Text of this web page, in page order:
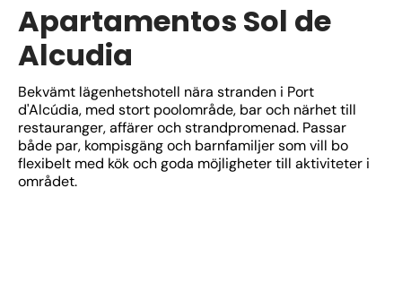
Apartamentos Sol de
Alcudia
Bekvämt lägenhetshotell nära stranden i Port
d'Alcúdia, med stort poolområde, bar och närhet till
restauranger, affärer och strandpromenad. Passar
både par, kompisgäng och barnfamiljer som vill bo
flexibelt med kök och goda möjligheter till aktiviteter i
området.